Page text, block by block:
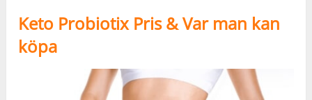
Keto Probiotix Pris & Var man kan
köpa